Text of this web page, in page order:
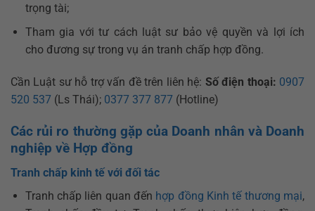
trọng tài;
Tham gia với tư cách luật sư bảo vệ quyền và lợi ích
cho đương sự trong vụ án tranh chấp hợp đồng.
Cần Luật sư hỗ trợ vấn đề trên liên hệ: Số điện thoại: 0907
520 537 (Ls Thái); 0377 377 877 (Hotline)
Các rủi ro thường gặp của Doanh nhân và Doanh
nghiệp về Hợp đồng
Tranh chấp kinh tế với đối tác
Tranh chấp liên quan đến hợp đồng Kinh tế thương mại,